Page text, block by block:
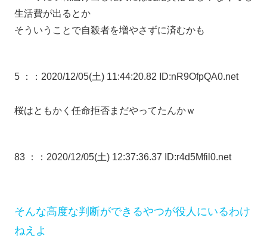
生活費が出るとか
そういうことで自殺者を増やさずに済むかも
5 ： ：2020/12/05(土) 11:44:20.82 ID:nR9OfpQA0.net
桜はともかく任命拒否まだやってたんかｗ
83 ： ：2020/12/05(土) 12:37:36.37 ID:r4d5Mfil0.net
そんな高度な判断ができるやつが役人にいるわけ
ねえよ